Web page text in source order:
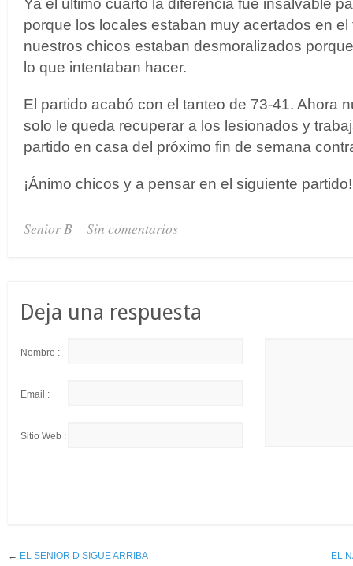
Ya el último cuarto la diferencia fue insalvable
porque los locales estaban muy acertados en el
nuestros chicos estaban desmoralizados
lo que intentaban hacer.
El partido acabó con el tanteo de 73-41. Ahora
solo le queda recuperar a los lesionados y
partido en casa del próximo fin de semana
¡Ánimo chicos y a pensar en el siguiente partido!
Senior B Sin comentarios
Deja una respuesta
Nombre :
Email :
Sitio Web :
← EL SENIOR D SIGUE ARRIBA EL